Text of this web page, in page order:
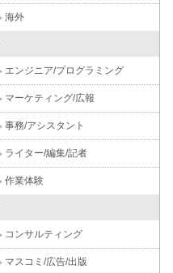
海外
エンジニア/プログラミング
マーケティング/広報
事務/アシスタント
ライター/編集/記者
作業体験
コンサルティング
マスコミ/広告/出版